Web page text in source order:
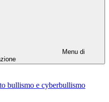
Menu di
bullismo e cyberbullismo